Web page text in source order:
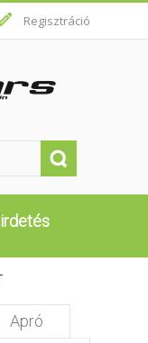
Regisztráció
Apró